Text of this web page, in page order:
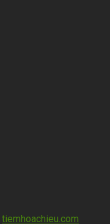
tiemhoachieu.com